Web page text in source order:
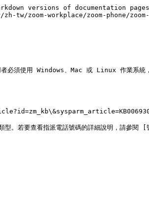
versions of documentation
zoom-workplace/zoom-phone/
須使用 Windows、Mac 或 Linux 作業系統
型。若要查看指派電話號碼的詳細說明，請參閱 [